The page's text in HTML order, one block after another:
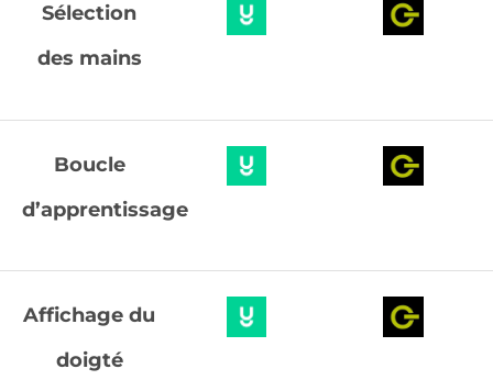
Sélection
des mains
Boucle
d’apprentissage
Affichage du
doigté